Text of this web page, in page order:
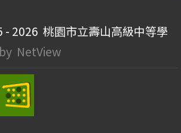
- 2026 桃園市立壽山高級中等學
NetView